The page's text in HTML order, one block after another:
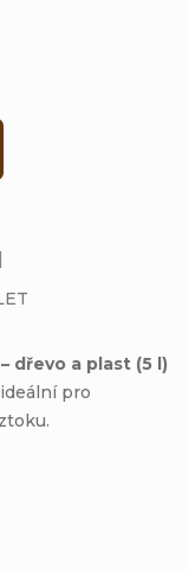
dřevo a plast (5 l)
pro